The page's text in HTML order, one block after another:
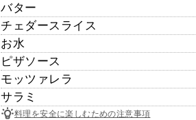
バター
チェダースライス
お水
ピザソース
モッツァレラ
サラミ
料理を安全に楽しむための注意事項